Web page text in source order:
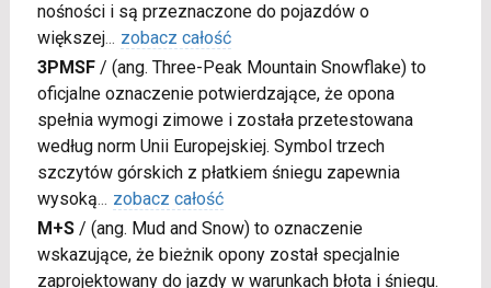
nośności i są przeznaczone do pojazdów o
większej... zobacz całość
3PMSF/ (ang. Three-Peak Mountain Snowflake) to
oficjalne oznaczenie potwierdzające, że opona
spełnia wymogi zimowe i została przetestowana
według norm Unii Europejskiej. Symbol trzech
szczytów górskich z płatkiem śniegu zapewnia
wysoką... zobacz całość
M+S/ (ang. Mud and Snow) to oznaczenie
wskazujące, że bieżnik opony został specjalnie
zaprojektowany do jazdy w warunkach błota i śniegu.